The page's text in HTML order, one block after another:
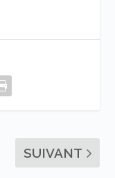
SUIVANT